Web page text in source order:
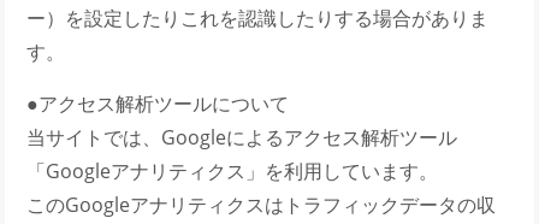
ー）を設定したりこれを認識したりする場合がありま
す。
●アクセス解析ツールについて
当サイトでは、Googleによるアクセス解析ツール
「Googleアナリティクス」を利用しています。
このGoogleアナリティクスはトラフィックデータの収